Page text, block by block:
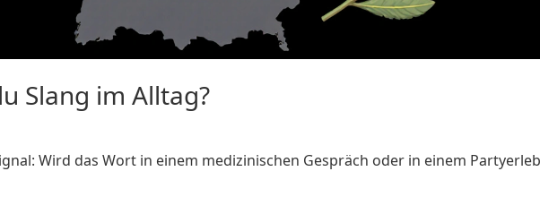
Slang im Alltag?
Wird das Wort in einem medizinischen Gespräch oder in einem